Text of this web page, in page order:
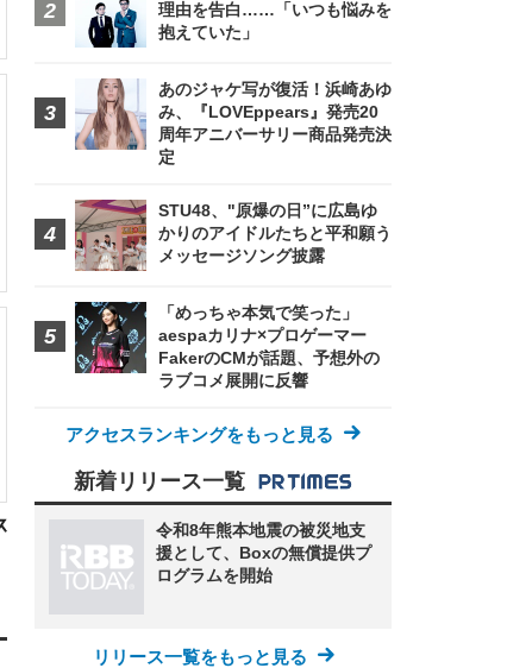
理由を告白……「いつも悩みを
抱えていた」
あのジャケ写が復活！浜崎あゆ
み、『LOVEppears』発売20
周年アニバーサリー商品発売決
定
STU48、"原爆の日”に広島ゆ
かりのアイドルたちと平和願う
メッセージソング披露
「めっちゃ本気で笑った」
aespaカリナ×プロゲーマー
FakerのCMが話題、予想外の
ラブコメ展開に反響
アクセスランキングをもっと見る
新着リリース一覧
令和8年熊本地震の被災地支
援として、Boxの無償提供プ
ログラムを開始
リリース一覧をもっと見る